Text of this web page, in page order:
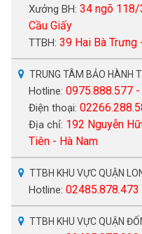
Xưởng BH: 34 ngõ 118/
Cầu Giấy
TTBH: 39 Hai Bà Trưng
TRUNG TÂM BẢO HÀNH
Hotline: 0975.888.577
Điện thoại:
Địa chỉ: 192 Nguyễn
Tiên - Hà Nam
TTBH KHU VỰC QUẬN
Hotline:
TTBH KHU VỰC QUẬN